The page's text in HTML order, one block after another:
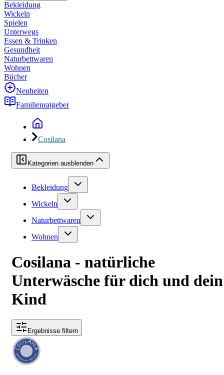
Bekleidung
Wickeln
Spielen
Unterwegs
Essen & Trinken
Gesundheit
Naturbettwaren
Wohnen
Bücher
Neuheiten
Familienratgeber
Cosilana
Kategorien ausblenden
Bekleidung
Wickeln
Naturbettwaren
Wohnen
Cosilana - natürliche
Unterwäsche für dich und dein
Kind
Ergebnisse filtern